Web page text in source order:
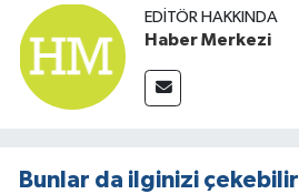
EDITÖR HAKKINDA
Haber Merkezi
Bunlar da ilginizi çekebilir